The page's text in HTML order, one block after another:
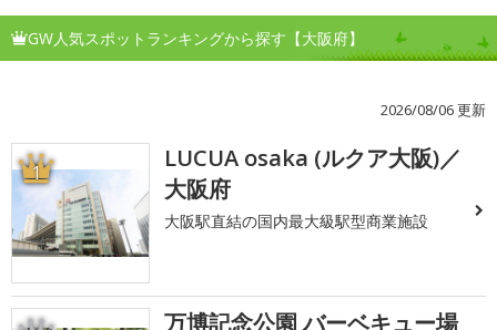
GW人気スポットランキングから探す【大阪府】
2026/08/06 更新
1
LUCUA osaka (ルクア大阪)／
大阪府
大阪駅直結の国内最大級駅型商業施設
万博記念公園 バーベキュー場